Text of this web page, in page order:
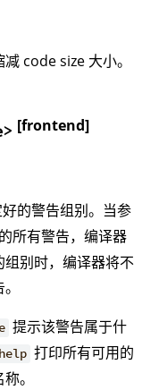
code size 大小。
[frontend]
的警告组别。当参
所有警告，编译器
别时，编译器将不
提示该警告属于什
打印所有可用的
。